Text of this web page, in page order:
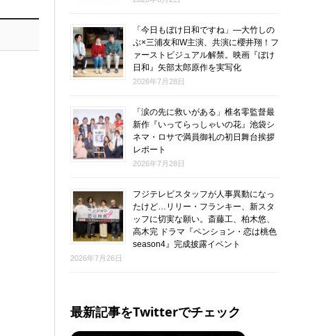
「今日もぼけ日和ですね」―大竹しの
ぶ×三浦友和W主演、共演に櫻井翔！フ
ァーストビジュアル解禁。映画『ぼけ
日和』矢部太郎原作を実写化
2026年7月28日
「涙の先に救いがある」椎名零監督最
新作『いってらっしゃいの花』池袋シ
ネマ・ロサで満員御礼の初日舞台挨拶
レポート
2026年7月28日
フジテレビスタッフが人事異動になっ
たけど…リリー・フランキー、新スタ
ッフに切実な願い。斎藤工、柏木悠、
高木完 ドラマ『ペンション・恋は桃色
season4』完成披露イベント
2026年7月26日
最新記事をTwitterでチェック